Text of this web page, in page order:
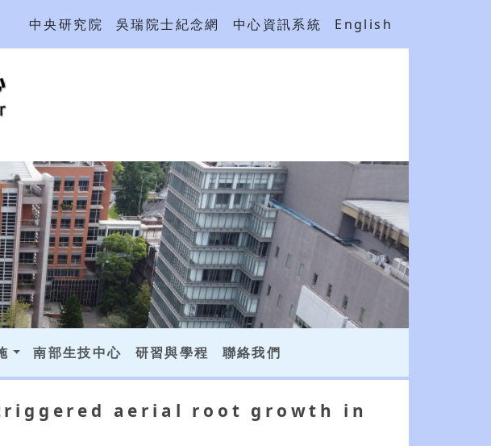
中央研究院 吳瑞院士紀念網 中心資訊系統 English
南部生技中心 研習與學程 聯絡我們
aerial root growth in